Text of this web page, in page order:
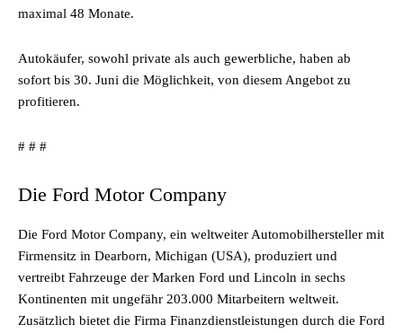
maximal 48 Monate.
Autokäufer, sowohl private als auch gewerbliche, haben ab
sofort bis 30. Juni die Möglichkeit, von diesem Angebot zu
profitieren.
# # #
Die Ford Motor Company
Die Ford Motor Company, ein weltweiter Automobilhersteller mit
Firmensitz in Dearborn, Michigan (USA), produziert und
vertreibt Fahrzeuge der Marken Ford und Lincoln in sechs
Kontinenten mit ungefähr 203.000 Mitarbeitern weltweit.
Zusätzlich bietet die Firma Finanzdienstleistungen durch die Ford